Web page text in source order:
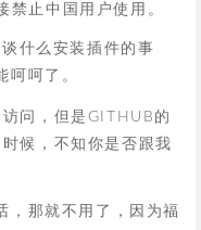
禁止中国用户使用。
什么安装插件的事
呵呵了。
问，但是GITHUB的
候，不知你是否跟我
，那就不用了，因为福